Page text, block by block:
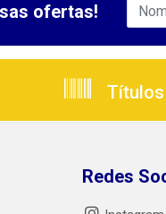
ofertas!
Títulos
Redes